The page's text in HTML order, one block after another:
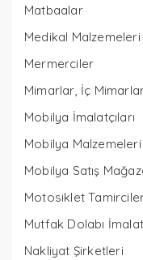
Matbaalar
Medikal Malzemeleri
Mermerciler
Mimarlar, İç
Mobilya İmalatçıları
Mobilya Malzemeleri
Mobilya Satış
Motosiklet
Mutfak Dolabı
Nakliyat Şirketleri